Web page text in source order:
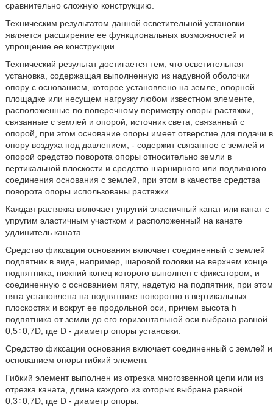
сравнительно сложную конструкцию.
Техническим результатом данной осветительной установки
является расширение ее функциональных возможностей и
упрощение ее конструкции.
Технический результат достигается тем, что осветительная
установка, содержащая выполненную из надувной оболочки
опору с основанием, которое установлено на земле, опорной
площадке или несущем нагрузку любом известном элементе,
расположенные по поперечному периметру опоры растяжки,
связанные с землей и опорой, источник света, связанный с
опорой, при этом основание опоры имеет отверстие для подачи в
опору воздуха под давлением, - содержит связанное с землей и
опорой средство поворота опоры относительно земли в
вертикальной плоскости и средство шарнирного или подвижного
соединения основания с землей, при этом в качестве средства
поворота опоры использованы растяжки.
Каждая растяжка включает упругий эластичный канат или канат с
упругим эластичным участком и расположенный на канате
удлинитель каната.
Средство фиксации основания включает соединенный с землей
подпятник в виде, например, шаровой головки на верхнем конце
подпятника, нижний конец которого выполнен с фиксатором, и
соединенную с основанием пяту, надетую на подпятник, при этом
пята установлена на подпятнике поворотно в вертикальных
плоскостях и вокруг ее продольной оси, причем высота h
подпятника от земли до его горизонтальной оси выбрана равной
0,5÷0,7D, где D - диаметр опоры установки.
Средство фиксации основания включает соединенный с землей и
основанием опоры гибкий элемент.
Гибкий элемент выполнен из отрезка многозвенной цепи или из
отрезка каната, длина каждого из которых выбрана равной
0,3÷0,7D, где D - диаметр опоры.